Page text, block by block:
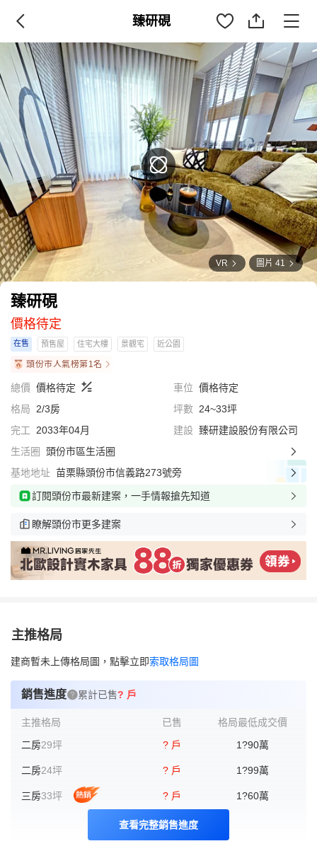
臻研硯
VR 圖片 41
臻研硯
價格待定
在售 預售屋 住宅大樓 景觀宅 近公園
頭份市人氣榜第1名
總價 價格待定 車位 價格待定
格局 2/3房 坪數 24~33坪
完工 2033年04月 建設 臻研建設股份有限公司
生活圈
頭份市區生活圈
基地地址 苗栗縣頭份市信義路273號旁
訂閱頭份市最新建案，一手情報搶先知道
瞭解頭份市更多建案
主推格局
建商暫未上傳格局圖，點擊立即索取格局圖
銷售進度 累計已售? 戶
主推格局 已售
格局最低成交價
二房29坪 ? 戶 1?90萬
二房24坪 ? 戶 1?99萬
三房33坪 ? 戶 1?60萬
查看完整銷售進度